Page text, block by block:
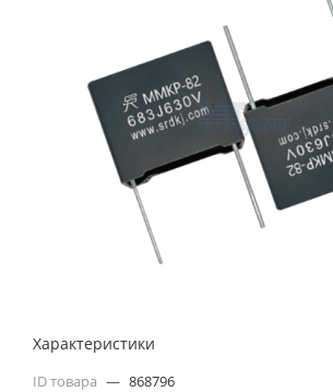
Характеристики
ID товара — 868796